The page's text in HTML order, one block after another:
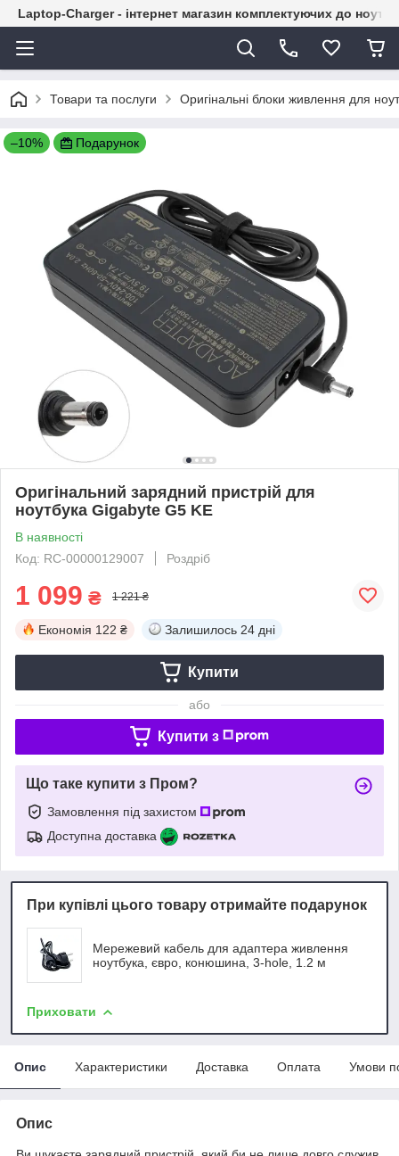
Laptop-Charger - інтернет магазин комплектуючих до
Товари та послуги Оригінальні блоки живлення для
–10% Подарунок
Оригінальний зарядний пристрій для
ноутбука Gigabyte G5 KE
В наявності
Код: RC-00000129007
Роздріб
1 099 ₴ 1 221 ₴
Економія 122 ₴ Залишилось 24 дні
Купити
або
Купити з
Що таке купити з Пром?
Замовлення під захистом
Доступна доставка
При купівлі цього товару отримайте подарунок
Мережевий кабель для адаптера живлення
ноутбука, євро, конюшина, 3-hole, 1.2 м
Приховати
Опис Характеристики Доставка Оплата Умови
Опис